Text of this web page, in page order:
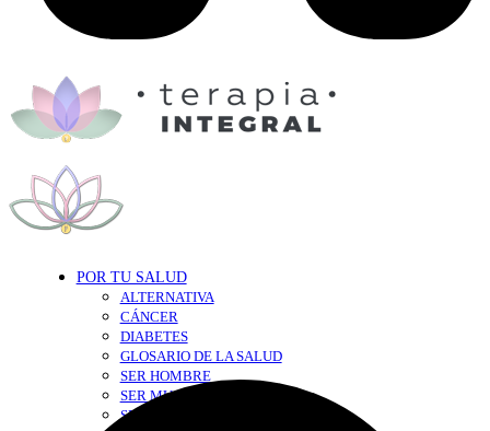
POR TU SALUD
ALTERNATIVA
CÁNCER
DIABETES
GLOSARIO DE LA SALUD
SER HOMBRE
SER MUJER
SEXY-SALUD